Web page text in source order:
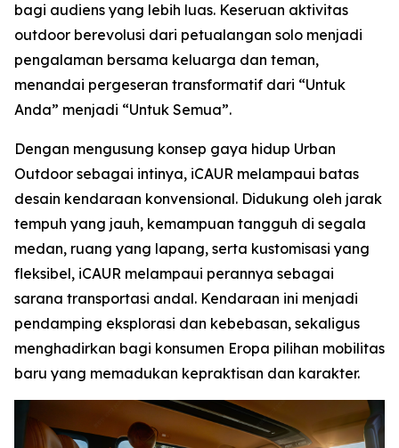
bagi audiens yang lebih luas. Keseruan aktivitas
outdoor berevolusi dari petualangan solo menjadi
pengalaman bersama keluarga dan teman,
menandai pergeseran transformatif dari “Untuk
Anda” menjadi “Untuk Semua”.
Dengan mengusung konsep gaya hidup Urban
Outdoor sebagai intinya, iCAUR melampaui batas
desain kendaraan konvensional. Didukung oleh jarak
tempuh yang jauh, kemampuan tangguh di segala
medan, ruang yang lapang, serta kustomisasi yang
fleksibel, iCAUR melampaui perannya sebagai
sarana transportasi andal. Kendaraan ini menjadi
pendamping eksplorasi dan kebebasan, sekaligus
menghadirkan bagi konsumen Eropa pilihan mobilitas
baru yang memadukan kepraktisan dan karakter.